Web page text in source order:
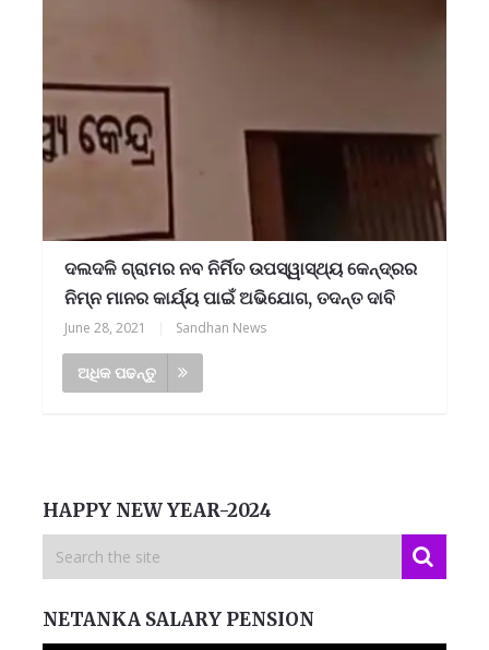
ଦଲଦଳି ଗ୍ରାମର ନବ ନିର୍ମିତ ଉପସ୍ୱାସ୍ଥ୍ୟ କେନ୍ଦ୍ରର
ନିମ୍ନ ମାନର କାର୍ଯ୍ୟ ପାଇଁ ଅଭିଯୋଗ, ତଦନ୍ତ ଦାବି
June 28, 2021 Sandhan News
ଅଧିକ ପଢନ୍ତୁ
HAPPY NEW YEAR-2024
NETANKA SALARY PENSION